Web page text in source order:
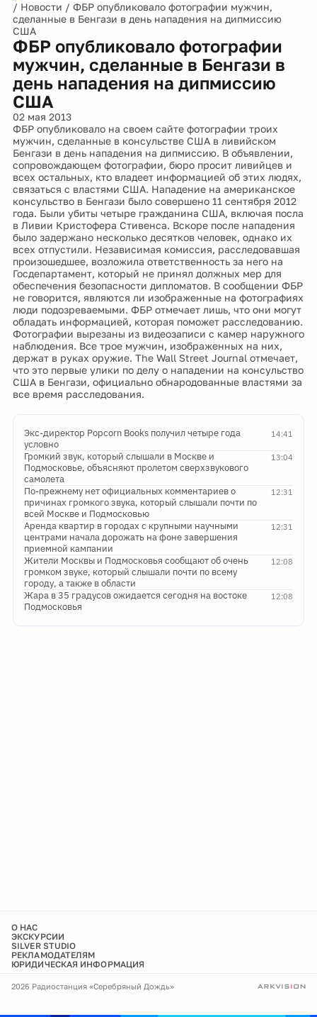
/ Новости / ФБР опубликовало фотографии мужчин,
сделанные в Бенгази в день нападения на дипмиссию
США
ФБР опубликовало фотографии
мужчин, сделанные в Бенгази в
день нападения на дипмиссию
США
02 мая 2013
ФБР опубликовало на своем сайте фотографии троих
мужчин, сделанные в консульстве США в ливийском
Бенгази в день нападения на дипмиссию. В объявлении,
сопровождающем фотографии, бюро просит ливийцев и
всех остальных, кто владеет информацией об этих людях,
связаться с властями США. Нападение на американское
консульство в Бенгази было совершено 11 сентября 2012
года. Были убиты четыре гражданина США, включая посла
в Ливии Кристофера Стивенса. Вскоре после нападения
было задержано несколько десятков человек, однако их
всех отпустили. Независимая комиссия, расследовавшая
произошедшее, возложила ответственность за него на
Госдепартамент, который не принял должных мер для
обеспечения безопасности дипломатов. В сообщении ФБР
не говорится, являются ли изображенные на фотографиях
люди подозреваемыми. ФБР отмечает лишь, что они могут
обладать информацией, которая поможет расследованию.
Фотографии вырезаны из видеозаписи с камер наружного
наблюдения. Все трое мужчин, изображенных на них,
держат в руках оружие. The Wall Street Journal отмечает,
что это первые улики по делу о нападении на консульство
США в Бенгази, официально обнародованные властями за
все время расследования.
14:41
Экс-директор Popcorn Books получил четыре года
условно
13:04
Громкий звук, который слышали в Москве и
Подмосковье, объясняют пролетом сверхзвукового
самолета
12:31
По-прежнему нет официальных комментариев о
причинах громкого звука, который слышали почти по
всей Москве и Подмосковью
12:31
Аренда квартир в городах с крупными научными
центрами начала дорожать на фоне завершения
приемной кампании
12:08
Жители Москвы и Подмосковья сообщают об очень
громком звуке, который слышали почти по всему
городу, а также в области
12:08
Жара в 35 градусов ожидается сегодня на востоке
Подмосковья
О НАС
ЭКСКУРСИИ
SILVER STUDIO
РЕКЛАМОДАТЕЛЯМ
ЮРИДИЧЕСКАЯ ИНФОРМАЦИЯ
2026 Радиостанция «Серебряный Дождь»